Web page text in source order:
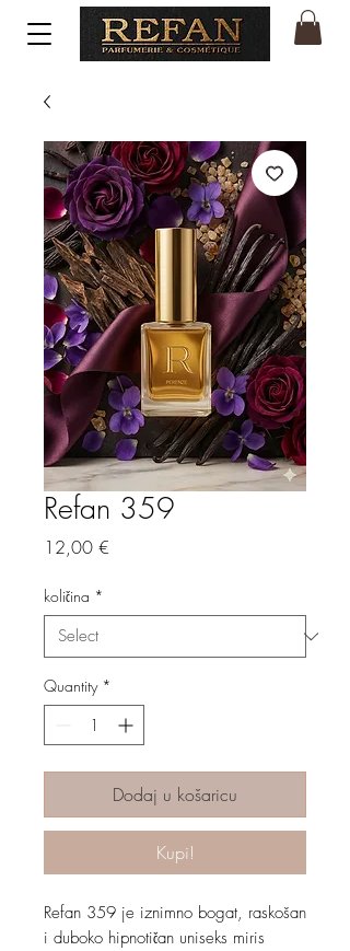
Refan 359
12,00 €
količina *
Quantity *
Dodaj u košaricu
Kupi!
Refan 359 je iznimno bogat, raskošan
i duboko hipnotičan uniseks miris